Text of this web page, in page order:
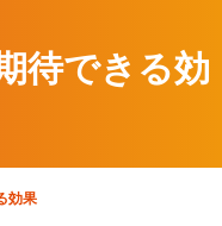
待できる効
効果